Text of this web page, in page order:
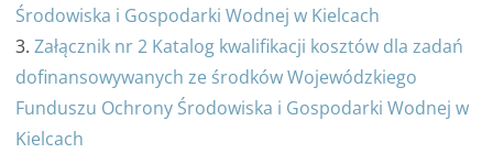
Środowiska i Gospodarki Wodnej w Kielcach
3. Załącznik nr 2 Katalog kwalifikacji kosztów dla zadań
dofinansowywanych ze środków Wojewódzkiego
Funduszu Ochrony Środowiska i Gospodarki Wodnej w
Kielcach